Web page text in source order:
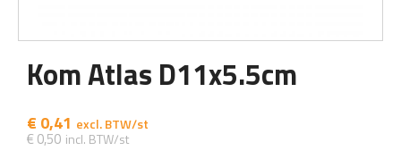
Kom Atlas D11x5.5cm
€ 0,41
€ 0,50